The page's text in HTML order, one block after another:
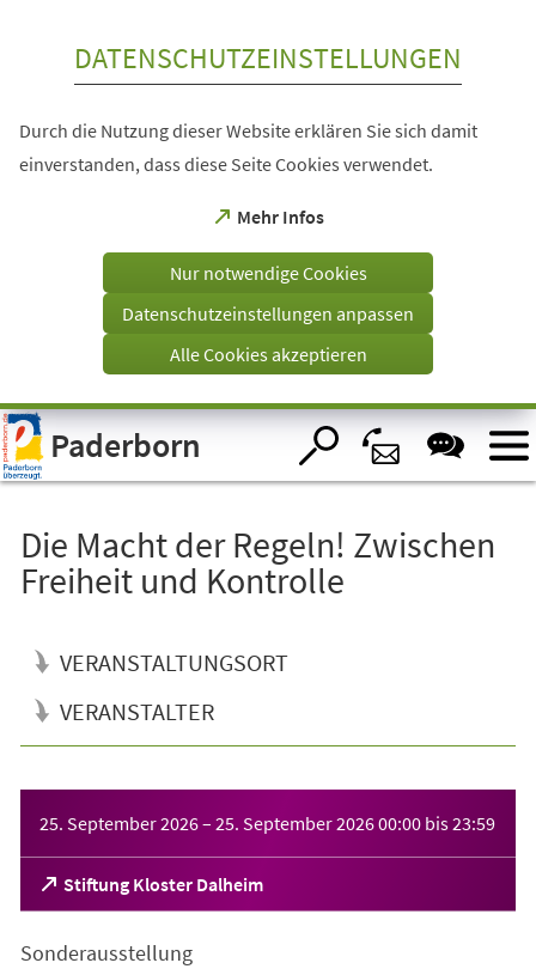
Visuelle
Assistenzsoftware
öffnen.
DATENSCHUTZEINSTELLUNGEN
Durch die Nutzung dieser Website erklären Sie sich damit
einverstanden, dass diese Seite Cookies verwendet.
Mehr Infos
(Öffnet
einem
Tab)
Nur notwendige Cookies
Datenschutzeinstellungen anpassen
Alle Cookies akzeptieren
Paderborn
Die Macht der Regeln! Zwischen
Freiheit und Kontrolle
VERANSTALTUNGSORT
VERANSTALTER
25. September 2026– 25. September 202600:00 bis23:59
Stiftung Kloster Dalheim
(Öffnet
in
neuen
Sonderausstellung